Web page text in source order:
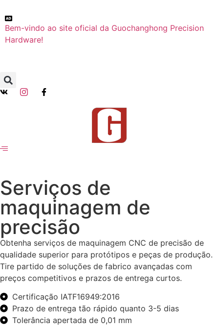
Bem-vindo ao site oficial da Guochanghong Precision
Hardware!
Serviços de
maquinagem de
precisão
Obtenha serviços de maquinagem CNC de precisão de
qualidade superior para protótipos e peças de produção.
Tire partido de soluções de fabrico avançadas com
preços competitivos e prazos de entrega curtos.
Certificação IATF16949:2016
Prazo de entrega tão rápido quanto 3-5 dias
Tolerância apertada de 0,01 mm